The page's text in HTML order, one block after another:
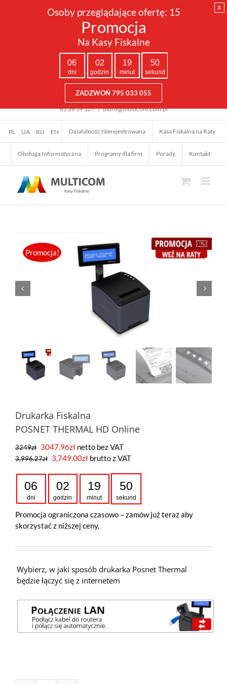
61 28 39 127 | biuro@multicom.com.pl
PL UA RU EN Działalność Nierejestrowana Kasa Fiskalna na Raty
Obsługa Informatyczna Programy dla firm Porady Kontakt
Promocja!
Drukarka Fiskalna
POSNET THERMAL HD Online
3249zł 3047.96zł netto bez VAT
3,996.27zł 3,749.00zł brutto z VAT
06
dni
02
godzin
19
minut
49
sekund
Promocja ograniczona czasowo – zamów już teraz aby
skorzystać z niższej ceny.
Wybierz, w jaki sposób drukarka Posnet Thermal
będzie łączyć się z internetem
Osoby przeglądające ofertę: 15
Promocja
Na Kasy Fiskalne
06
dni
02
godzin
19
minut
49
sekund
ZADZWOŃ 795 033 055
x